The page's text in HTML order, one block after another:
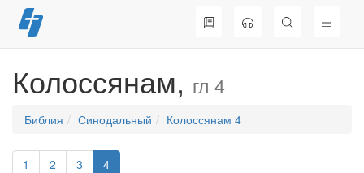
Перейти
к
Колоссянам, гл 4
Библия Синодальный Колоссянам 4
1 2 3 4